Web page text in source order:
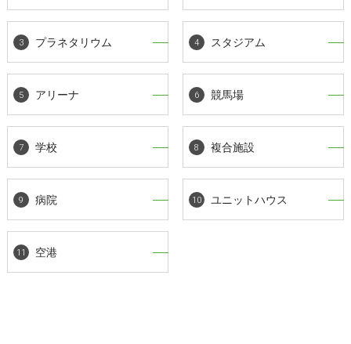
プラネタリウム スタジアム
アリーナ 競馬場
学校 複合施設
病院 ユニットハウス
空港